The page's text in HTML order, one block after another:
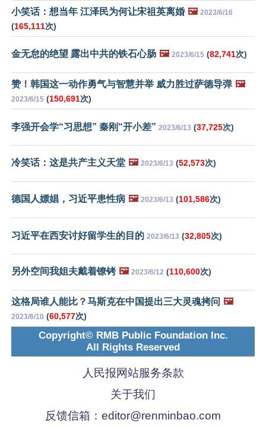
小笑话：想当年 江泽民为何让宋祖英离婚 🖼️ 2023/6/16
(165,111次)
金无怠的绝望 露出中共的铁石心肠 🖼️ 2023/6/15 (82,741次)
赞！韩国这一动作勇气与智慧并举 威力胜过萨德导弹 🖼️
2023/6/15 (150,691次)
李强开会学“习思想” 秦刚“开小差” 2023/6/13 (37,725次)
冷笑话：这是共产主义天堂 🖼️ 2023/6/13 (52,573次)
德国人嫖娼，习近平患性病 🖼️ 2023/6/13 (101,586次)
习近平在西安讨好留学生的目的 2023/6/13 (32,805次)
另外空间我姐夫戴着镣铐 🖼️ 2023/6/12 (110,600次)
这格局谁人能比？马斯克在中国提出三大灵魂拷问 🖼️
2023/6/10 (60,577次)
Copyright© RMB Public Foundation Inc.
All Rights Reserved
人民报网站服务条款
关于我们
反馈信箱： editor@renminbao.com